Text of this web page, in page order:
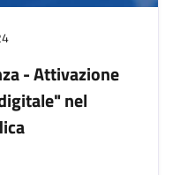
- Attivazione
nel